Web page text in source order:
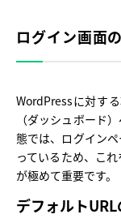
ログイン画面
WordPressに対す
（ダッシュボード
態では、ログイン
っているため、こ
が極めて重要です。
デフォルト